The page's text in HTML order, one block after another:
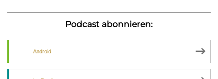
Podcast abonnieren:
Android